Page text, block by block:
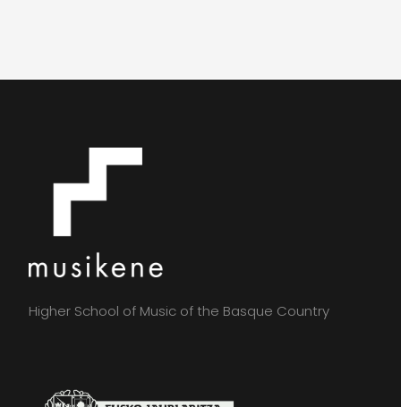
Higher School of Music of the Basque Country